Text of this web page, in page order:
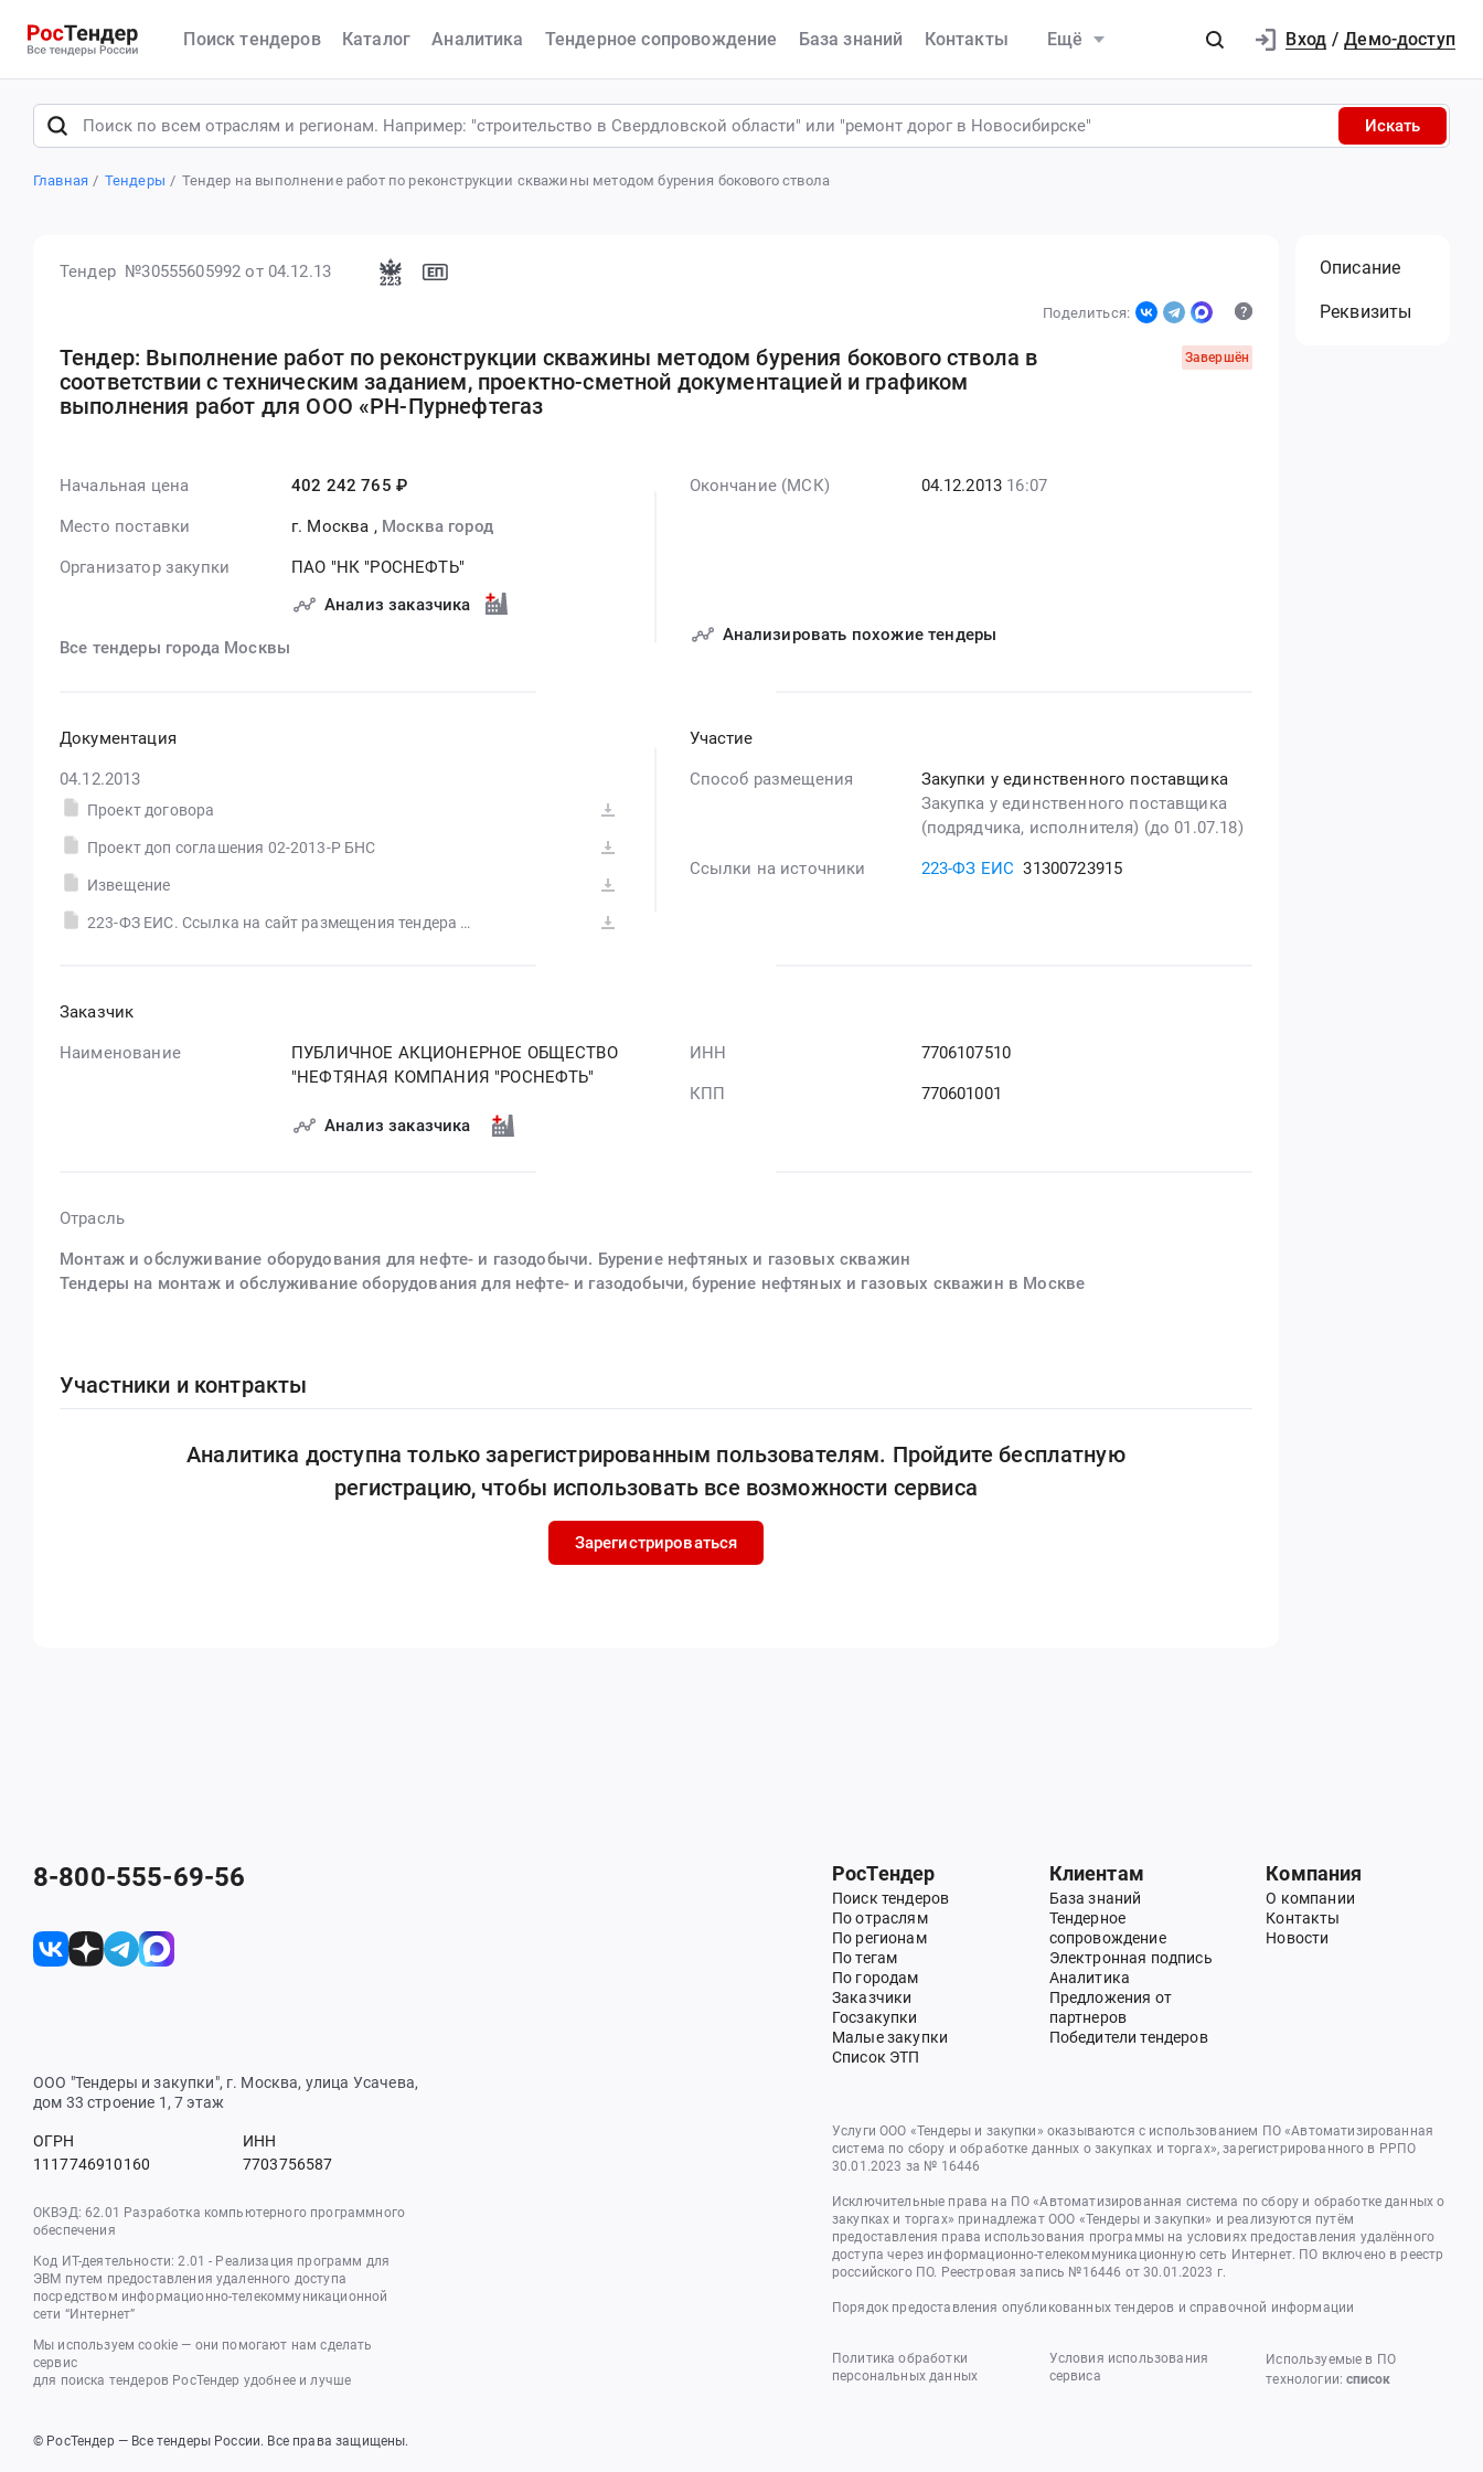
Поиск тендеров Каталог Аналитика Тендерное сопровождение База знаний Контакты Ещё Вход / Демо-доступ
Искать
Главная Тендеры Тендер на выполнение работ по реконструкции скважины методом бурения бокового ствола
Тендер №30555605992 от 04.12.13
Поделиться:
Тендер: Выполнение работ по реконструкции скважины методом бурения бокового ствола в
соответствии с техническим заданием, проектно-сметной документацией и графиком
выполнения работ для ООО «РН-Пурнефтегаз
Завершён
Начальная цена 402 242 765 ₽
Место поставки г. Москва , Москва город
Организатор закупки
ПАО "НК "РОСНЕФТЬ"
Анализ заказчика
Все тендеры города Москвы
Окончание (МСК) 04.12.2013 16:07
Анализировать похожие тендеры
Документация
04.12.2013
Проект договора
Проект доп соглашения 02-2013-Р БНС
Извещение
223-ФЗ ЕИС. Ссылка на сайт размещения тендера #30555605992.doc
Участие
Способ размещения
Закупки у единственного поставщика
Закупка у единственного поставщика
(подрядчика, исполнителя) (до 01.07.18)
Ссылки на источники 223-ФЗ ЕИС 31300723915
Заказчик
Наименование
ПУБЛИЧНОЕ АКЦИОНЕРНОЕ ОБЩЕСТВО
"НЕФТЯНАЯ КОМПАНИЯ "РОСНЕФТЬ"
Анализ заказчика
ИНН 7706107510
КПП 770601001
Отрасль
Монтаж и обслуживание оборудования для нефте- и газодобычи. Бурение нефтяных и газовых скважин
Тендеры на монтаж и обслуживание оборудования для нефте- и газодобычи, бурение нефтяных и газовых скважин в Москве
Участники и контракты
Аналитика доступна только зарегистрированным пользователям. Пройдите бесплатную
регистрацию, чтобы использовать все возможности сервиса
Зарегистрироваться
Описание
Реквизиты
8-800-555-69-56
ООО "Тендеры и закупки", г. Москва, улица Усачева,
дом 33 строение 1, 7 этаж
ОГРН
1117746910160
ИНН
7703756587
ОКВЭД: 62.01 Разработка компьютерного программного
обеспечения
Код ИТ-деятельности: 2.01 - Реализация программ для
ЭВМ путем предоставления удаленного доступа
посредством информационно-телекоммуникационной
сети “Интернет”
Мы используем cookie — они помогают нам сделать
сервис
для поиска тендеров РосТендер удобнее и лучше
РосТендер
Поиск тендеров
По отраслям
По регионам
По тегам
По городам
Заказчики
Госзакупки
Малые закупки
Список ЭТП
Клиентам
База знаний
Тендерное
сопровождение
Электронная подпись
Аналитика
Предложения от
партнеров
Победители тендеров
Компания
О компании
Контакты
Новости
Услуги ООО «Тендеры и закупки» оказываются с использованием ПО «Автоматизированная
система по сбору и обработке данных о закупках и торгах», зарегистрированного в РРПО
30.01.2023 за № 16446
Исключительные права на ПО «Автоматизированная система по сбору и обработке данных о
закупках и торгах» принадлежат ООО «Тендеры и закупки» и реализуются путём
предоставления права использования программы на условиях предоставления удалённого
доступа через информационно-телекоммуникационную сеть Интернет. ПО включено в реестр
российского ПО. Реестровая запись №16446 от 30.01.2023 г.
Порядок предоставления опубликованных тендеров и справочной информации
Политика обработки
персональных данных
Условия использования
сервиса
Используемые в ПО
технологии:список
© РосТендер — Все тендеры России. Все права защищены.